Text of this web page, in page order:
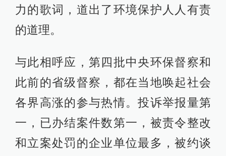
力的歌词，道出了环境保护人人有责
的道理。
与此相呼应，第四批中央环保督察和
此前的省级督察，都在当地唤起社会
各界高涨的参与热情。投诉举报量第
一，已办结案件数第一，被责令整改
和立案处罚的企业单位最多，被约谈